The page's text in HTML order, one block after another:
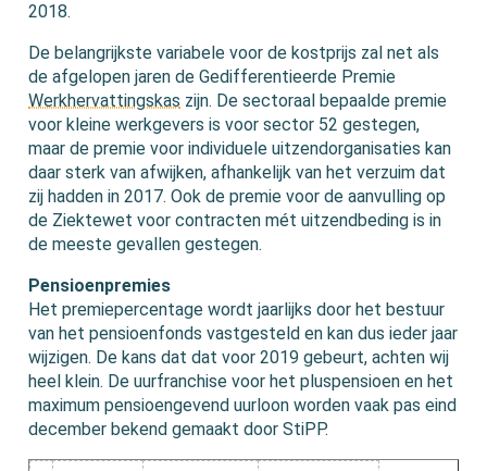
2018.
De belangrijkste variabele voor de kostprijs zal net als
de afgelopen jaren de Gedifferentieerde Premie
Werkhervattingskas zijn. De sectoraal bepaalde premie
voor kleine werkgevers is voor sector 52 gestegen,
maar de premie voor individuele uitzendorganisaties kan
daar sterk van afwijken, afhankelijk van het verzuim dat
zij hadden in 2017. Ook de premie voor de aanvulling op
de Ziektewet voor contracten mét uitzendbeding is in
de meeste gevallen gestegen.
Pensioenpremies
Het premiepercentage wordt jaarlijks door het bestuur
van het pensioenfonds vastgesteld en kan dus ieder jaar
wijzigen. De kans dat dat voor 2019 gebeurt, achten wij
heel klein. De uurfranchise voor het pluspensioen en het
maximum pensioengevend uurloon worden vaak pas eind
december bekend gemaakt door StiPP.